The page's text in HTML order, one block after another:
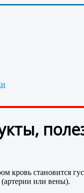
кровь становится
или вены).